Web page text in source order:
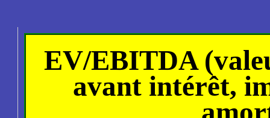
EV/EBITDA
avant intérêt,